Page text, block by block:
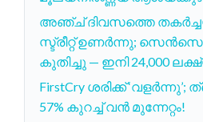
അഞ്ച് ദിവസത്തെ
സ്ട്രീറ്റ് ഉണർന്നു;
കുതിച്ചു — ഇനി 24,000
FirstCry ശരിക്ക്
57% കുറച്ച് വൻ മുന്നേറ്റം!